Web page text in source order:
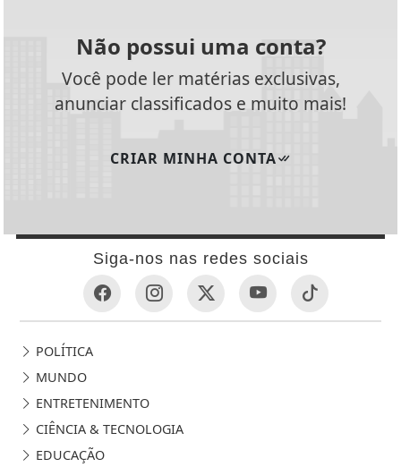
Não possui uma conta?
Você pode ler matérias exclusivas,
anunciar classificados e muito mais!
CRIAR MINHA CONTA
Siga-nos nas redes sociais
POLÍTICA
MUNDO
ENTRETENIMENTO
CIÊNCIA & TECNOLOGIA
EDUCAÇÃO